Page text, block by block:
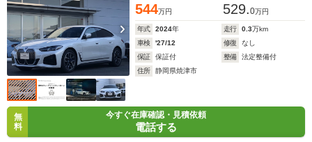
544万円 529.0万円
年式 2024年 走行 0.3万km
車検
'27/12 修復
なし
保証
保証付 整備
法定整備付
住所
静岡県焼津市
無
料
今すぐ在庫確認・見積依頼
電話する